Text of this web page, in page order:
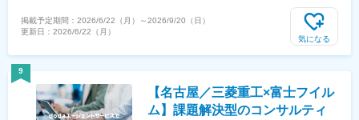
金内訳＞月額（基本給）：250,000円～450,000円＜月給＞250,000円
～450,000円＜昇給有無＞有＜残業手当＞有＜給与補足＞※上記はあく
まで目安の金額（賞与含む）であり、経験・能力等を考慮の上決定しま
掲載予定期間： 2026/6/22（月） ～2026/9/20（日）
更新日： 2026/6/22（月）
気になる
9
【名古屋／三菱重工×富士フイル
ム】課題解決型のコンサルティ